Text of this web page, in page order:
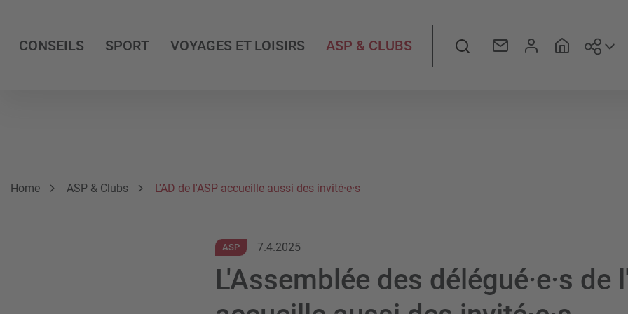
CONSEILS SPORT VOYAGES ET LOISIRS ASP & CLUBS Rechercher
Breadcrumb
Vous êtes ici:
Home ASP & Clubs L'AD de l'ASP accueille aussi des invité·e·s
ASP 7.4.2025
L'Assemblée des délégué·e·s de